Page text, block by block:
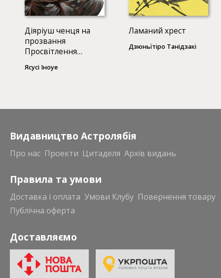
Діяріуш ченця на
прозвання
Просвітлення
Ясусі Іноуе
Ламаний хрест
Дзюньïтiро Танідзакi
Видавництво Астролябія
Про нас Проекти Цитаделя Архів видань
Правила та умови
Доставка і оплата Умови Клубу Повернення товару
Публічна оферта
Доставляємо